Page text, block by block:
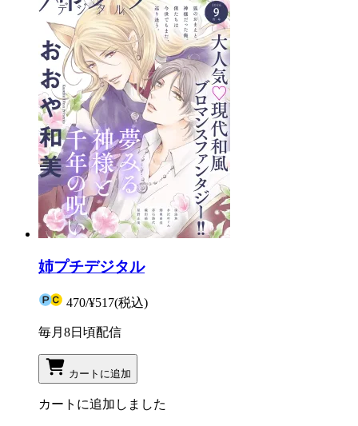
姉プチデジタル
470/¥517(税込)
毎月8日頃配信
カートに追加
カートに追加しました